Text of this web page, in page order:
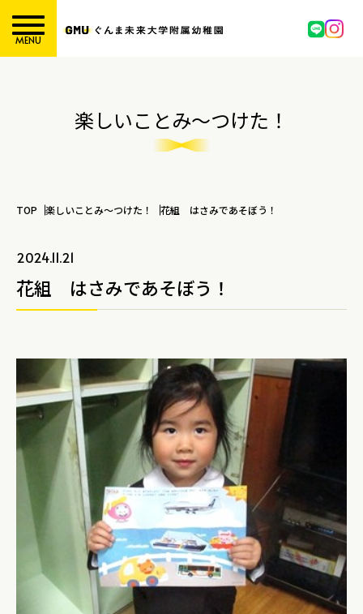
MENU
楽しいことみ～つけた！
TOP 楽しいことみ～つけた！ 花組 はさみであそぼう！
2024.11.21
花組 はさみであそぼう！